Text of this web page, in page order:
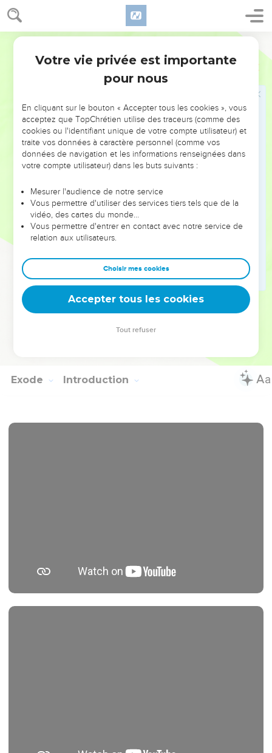
Genèse 50
« Nous sommes tes serviteurs. »
19 Joseph leur dit : « N’ayez pas peur ! Suis-je en effet à la
place de Dieu ?
Vous aviez projeté de me faire du mal, Dieu l'a changé en
bien pour accomplir ce qui arrive aujourd'hui, pour sauver la
vie à un peuple nombreux.
Désormais, n’ayez donc plus peur : je pourvoirai à vos
besoins et à ceux de vos enfants. » C’est ainsi qu’il les
réconforta en parlant à leur cœur.
Joseph habita en Egypte, ainsi que la famille de son père.
Il vécut 110 ans.
génération et il tint même les fils de Makir, le fils de
Manassé, sur ses genoux à leur naissance.
Joseph dit à ses frères : « Je vais mourir, mais Dieu
interviendra pour vous et vous fera remonter de ce pays-ci
jusque dans le pays qu'il a juré de donner à Abraham, à Isaac
et à Jacob. »
Joseph fit jurer les fils d'Israël en disant : « Quand Dieu
interviendra pour vous, vous ferez remonter mes ossements
Exode Introduction
Votre vie privée est importante
pour nous
En cliquant sur le bouton « Accepter tous les cookies », vous
acceptez que TopChrétien utilise des traceurs (comme des
cookies ou l'identifiant unique de votre compte utilisateur) et
traite vos données à caractère personnel (comme vos
données de navigation et les informations renseignées dans
votre compte utilisateur) dans les buts suivants :
Mesurer l'audience de notre service
Vous permettre d'utiliser des services tiers tels que de la
vidéo, des cartes du monde…
Vous permettre d'entrer en contact avec notre service de
relation aux utilisateurs.
Choisir mes cookies
Accepter tous les cookies
Tout refuser